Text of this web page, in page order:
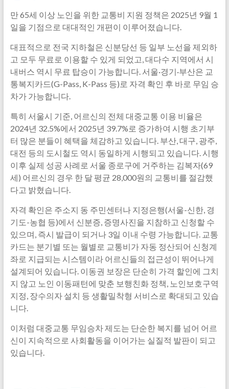
만 65세 이상 노인을 위한 교통비 지원 정책은 2025년 9월 1
일을 기점으로 대대적인 개편이 이루어졌습니다.
대표적으로 전국 지하철은 신분당선 등 일부 노선을 제외하
고 모두 무료로 이용할 수 있게 되었고, 대다수 지역에서 시
내버스 역시 무료 탑승이 가능합니다. 서울·경기·부산은 교
통복지카드(G-Pass, K-Pass 등)로 자격 확인 후 바로 무임 승
차가 가능합니다.
특히 서울시 기준, 어르신의 전체 대중교통 이용 비율은
2024년 32.5%에서 2025년 39.7%로 증가하여 시행 초기부
터 많은 분들이 혜택을 체감하고 있습니다. 부산, 대구, 광주,
대전 등의 도시철도 역시 동일하게 시행되고 있습니다. 시행
이후 실제 성공 사례로 서울 종로구에 거주하는 김복자(69
세) 어르신의 경우 한 달 평균 28,000원의 교통비를 절감했
다고 밝혔습니다.
자격 확인은 주소지 동 주민센터나 지정은행(서울-신한, 경
기도-농협 등)에서 신분증, 증명사진을 지참하고 신청할 수
있으며, 즉시 발급이 되거나 3일 이내 수령 가능합니다. 교통
카드는 분기별 또는 월별로 교통비가 자동 정산되어 신청계
좌로 지급되는 시스템이라 어르신들의 접근성이 뛰어나게
설계되어 있습니다. 이동권 보장은 단순히 가격 할인에 그치
지 않고 노인 이동패턴에 맞춘 보행친화 정책, 노인보호구역
지정, 장수의자 설치 등 생활밀착형 서비스로 확대되고 있습
니다.
이처럼 대중교통 무임승차 제도는 단순한 복지를 넘어 어르
신이 지속적으로 사회활동을 이어가는 실질적 발판이 되고
있습니다.